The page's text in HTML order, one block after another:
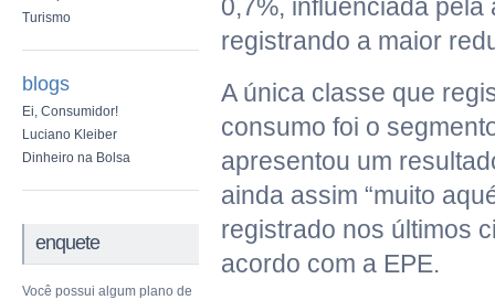
Turismo
blogs
Ei, Consumidor!
Luciano Kleiber
Dinheiro na Bolsa
enquete
Você possui algum plano de
0,7%, influenciada pela
registrando a maior
A única classe que
consumo foi o
apresentou um
ainda assim “muito
registrado nos últimos
acordo com a EPE.